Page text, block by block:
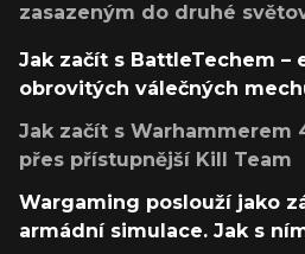
zasazeným do druhé
Jak začít s BattleTechem –
obrovitých válečných
Jak začít s Warhammerem
přes přístupnější Kill Team
Wargaming poslouží jako
armádní simulace. Jak s